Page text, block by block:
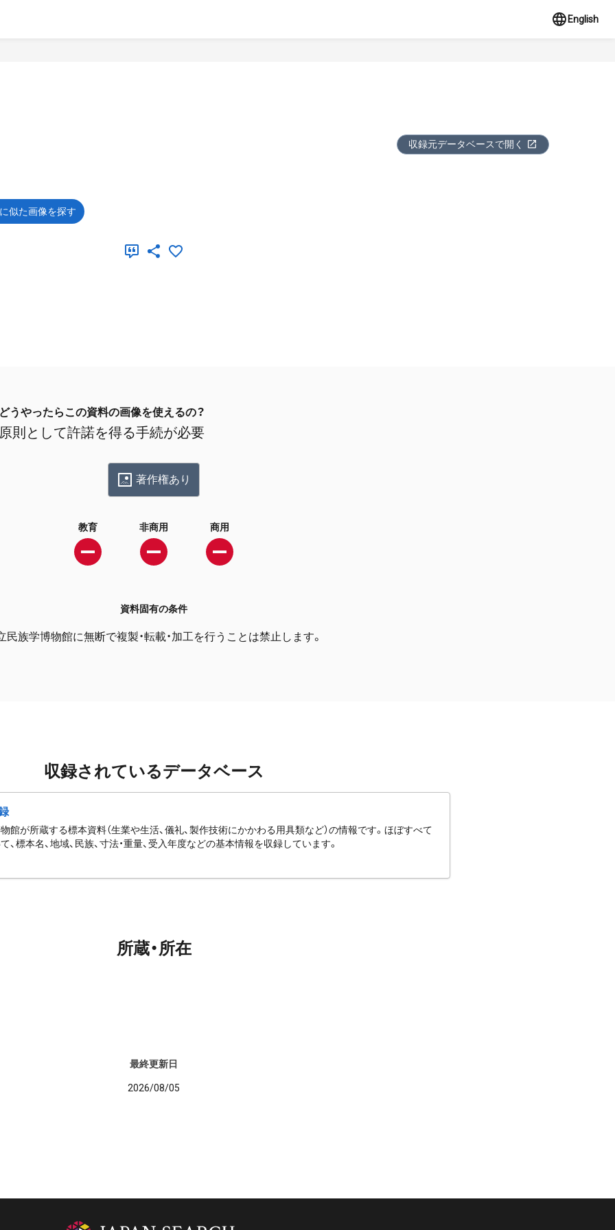
English
収録元データベースで開く
似た画像を探す
どうやったらこの資料の画像を使えるの？
原則として許諾を得る手続が必要
著作権あり
教育 非商用 商用
資料固有の条件
民族学博物館に無断で複製・転載・加工を行うことは禁止します。
収録されているデータベース
館が所蔵する標本資料（生業や生活、儀礼、製作技術にかかわる用具類など）の情報です。ほぼすべて
、標本名、地域、民族、寸法・重量、受入年度などの基本情報を収録しています。
所蔵・所在
最終更新日
2026/08/05